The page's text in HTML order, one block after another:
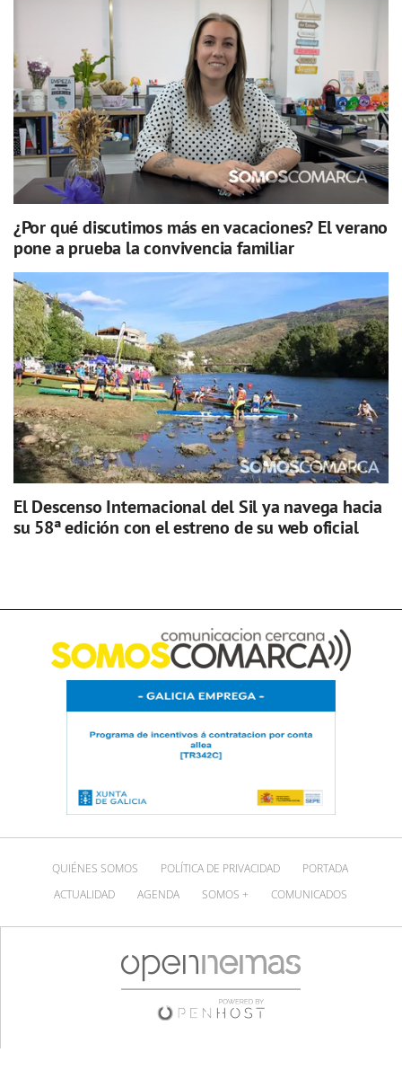
¿Por qué discutimos más en vacaciones? El verano
pone a prueba la convivencia familiar
El Descenso Internacional del Sil ya navega hacia
su 58ª edición con el estreno de su web oficial
QUIÉNES SOMOS POLÍTICA DE PRIVACIDAD
PORTADA
ACTUALIDAD
AGENDA SOMOS + COMUNICADOS